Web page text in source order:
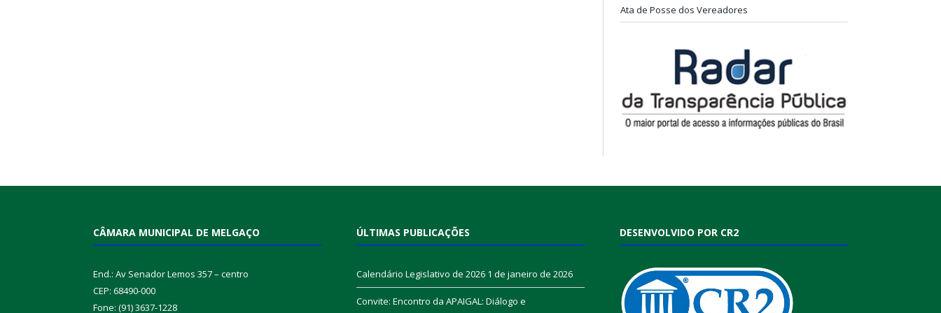
Ata de Posse dos Vereadores
CÂMARA MUNICIPAL DE MELGAÇO
End.: Av Senador Lemos 357 – centro
CEP: 68490-000
Fone: (91) 3637-1228
ÚLTIMAS PUBLICAÇÕES
Calendário Legislativo de 2026 1 de janeiro de 2026
Convite: Encontro da APAIGAL: Diálogo e
DESENVOLVIDO POR CR2